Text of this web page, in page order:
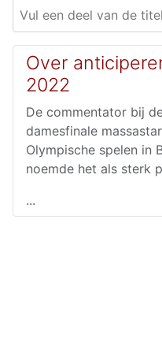
Over
2022
De commentator bij
damesfinale
Olympische spelen in
noemde het als sterk
...